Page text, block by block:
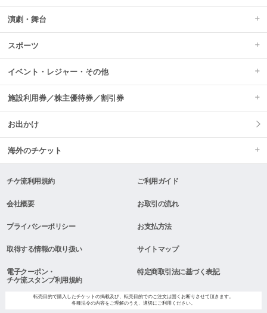
演劇・舞台
スポーツ
イベント・レジャー・その他
施設利用券／株主優待券／割引券
お出かけ
海外のチケット
チケ流利用規約 ご利用ガイド
会社概要 お取引の流れ
プライバシーポリシー お支払方法
取得する情報の取り扱い サイトマップ
電子クーポン・
チケ流スタンプ利用規約
特定商取引法に基づく表記
転売目的で購入したチケットの掲載及び、転売目的でのご注文は固くお断りさせて頂きます。
各種法令の内容をご理解のうえ、適切にご利用ください。